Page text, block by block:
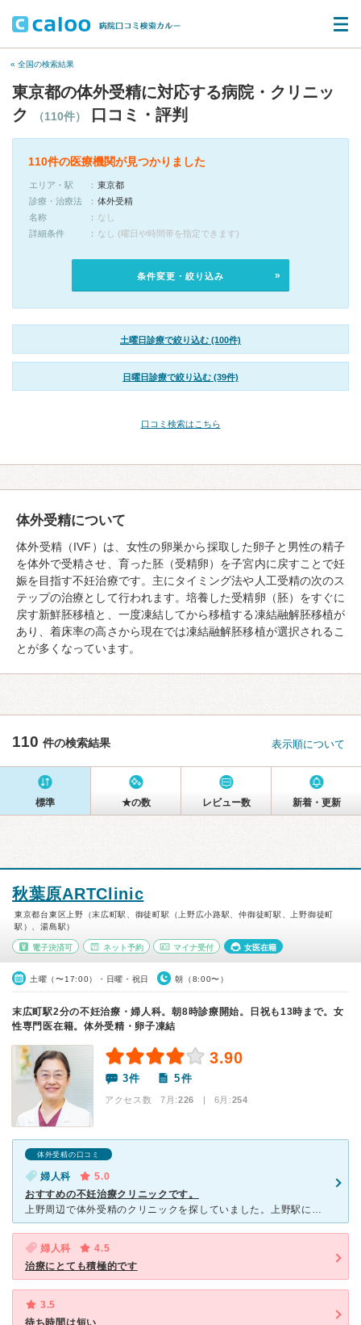
« 全国の検索結果
東京都の体外受精に対応する病院・クリニッ
ク
（110件） 口コミ・評判
110件の医療機関が見つかりました
エリア・駅
東京都
診療・治療法
体外受精
名称
なし
詳細条件
なし (曜日や時間帯を指定できます)
条件変更・絞り込み
土曜日診療で絞り込む (100件)
日曜日診療で絞り込む (39件)
口コミ検索はこちら
体外受精について
体外受精（IVF）は、女性の卵巣から採取した卵子と男性の精子
を体外で受精させ、育った胚（受精卵）を子宮内に戻すことで妊
娠を目指す不妊治療です。主にタイミング法や人工受精の次のス
テップの治療として行われます。培養した受精卵（胚）をすぐに
戻す新鮮胚移植と、一度凍結してから移植する凍結融解胚移植が
あり、着床率の高さから現在では凍結融解胚移植が選択されるこ
とが多くなっています。
110 件の検索結果 表示順について
標準 ★の数 レビュー数 新着・更新
秋葉原ARTClinic
東京都台東区上野（末広町駅、御徒町駅（上野広小路駅、仲御徒町駅、上野御徒町
駅）、湯島駅）
電子決済可 ネット予約 マイナ受付 女医在籍
土曜（〜17:00）・日曜・祝日 朝（8:00〜）
末広町駅2分の不妊治療・婦人科。朝8時診療開始。日祝も13時まで。女
性専門医在籍。体外受精・卵子凍結
3.90
3件 5件
アクセス数 7月:226 | 6月:254
体外受精の口コミ
婦人科
5.0
おすすめの不妊治療クリニックです。
上野周辺で体外受精のクリニックを探していました。上野駅にもっと近いクリニックもありましたが、こちらのクリニックはホームページを見て、培養技術が高そうだと感じたことと、女性の先生で写真の印象も優しそうだ
婦人科
4.5
治療にとても積極的です
3.5
待ち時間は短い